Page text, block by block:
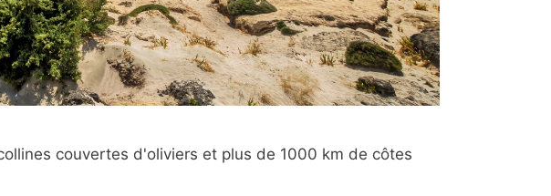
couvertes d'oliviers et plus de 1000 km de côtes